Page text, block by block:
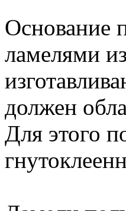
Основание
ламелями
должен
Для этого